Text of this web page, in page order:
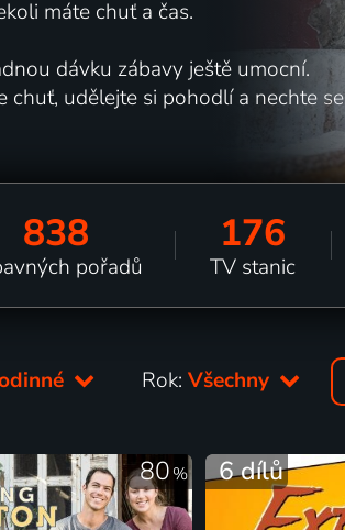
máte chuť a čas.
dávku zábavy ještě umocní.
chuť, udělejte si pohodlí a nechte se
838
pořadů
176
TV stanic
Rok:Všechny
80% 6 dílů